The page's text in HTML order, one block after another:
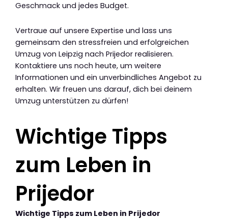
Geschmack und jedes Budget.
Vertraue auf unsere Expertise und lass uns
gemeinsam den stressfreien und erfolgreichen
Umzug von Leipzig nach Prijedor realisieren.
Kontaktiere uns noch heute, um weitere
Informationen und ein unverbindliches Angebot zu
erhalten. Wir freuen uns darauf, dich bei deinem
Umzug unterstützen zu dürfen!
Wichtige Tipps
zum Leben in
Prijedor
Wichtige Tipps zum Leben in Prijedor